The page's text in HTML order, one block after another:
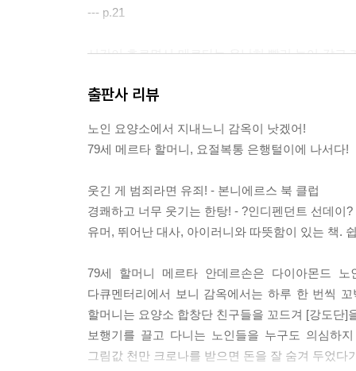
--- p.21
시간이 흐르면서 메르타는 유난히 빨리 늙어 갔고
람들은 이 웃음에 얼마나 잘 속는가!
그러니까, 엄마는 마침내 자기가 하고 싶은 것을
며 살았던 세대에 속해 있었던 거지. 아빠는 그런
엠마의 이 말에 아들 안데르스도 전적으로 동의하
맞아, 너도 알겠지만, 되돌아보면 아빠는 자기 생
--- p.276
갈퀴가 나서서 스티나를 위로했다. 그럼, 그럼, 스
람을 대신해서 결정을 내리는 게 인생인 거야.
--- p.446
출판사 리뷰
노인 요양소에서 지내느니 감옥이 낫겠어!
79세 메르타 할머니, 요절복통 은행털이에 나서다!
웃긴 게 범죄라면 유죄! - 본니에르스 북 클럽
경쾌하고 너무 웃기는 한탕! - ?인디펜던트 선데이?
유머, 뛰어난 대사, 아이러니와 따뜻함이 있는 책.
79세 할머니 메르타 안데르손은 다이아몬드
다큐멘터리에서 보니 감옥에서는 하루 한 번씩
할머니는 요양소 합창단 친구들을 꼬드겨 [강도단
보행기를 끌고 다니는 노인들을 누구도 의심하
그림값 천만 크로나를 받으면 돈을 잘 숨겨 두었